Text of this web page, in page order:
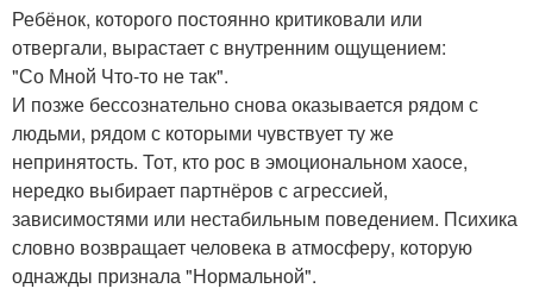
Ребёнок, которого постоянно критиковали или
отвергали, вырастает с внутренним ощущением:
"Со Мной Что-то не так".
И позже бессознательно снова оказывается рядом с
людьми, рядом с которыми чувствует ту же
непринятость. Тот, кто рос в эмоциональном хаосе,
нередко выбирает партнёров с агрессией,
зависимостями или нестабильным поведением. Психика
словно возвращает человека в атмосферу, которую
однажды признала "Нормальной".